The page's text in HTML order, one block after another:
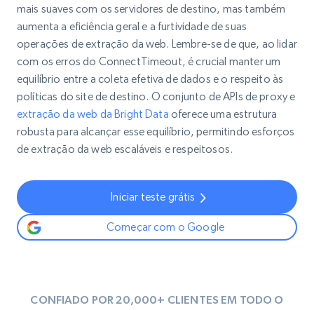
mais suaves com os servidores de destino, mas também
aumenta a eficiência geral e a furtividade de suas
operações de extração da web. Lembre-se de que, ao lidar
com os erros do ConnectTimeout, é crucial manter um
equilíbrio entre a coleta efetiva de dados e o respeito às
políticas do site de destino. O conjunto de APIs de proxy e
extração da web da Bright Data oferece uma estrutura
robusta para alcançar esse equilíbrio, permitindo esforços
de extração da web escaláveis e respeitosos.
Iniciar teste grátis
Começar com o Google
CONFIADO POR 20,000+ CLIENTES EM TODO O